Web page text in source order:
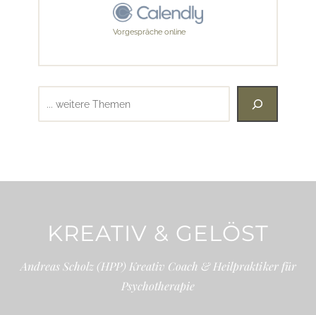
Vorgespräche online
KREATIV & GELÖST
Andreas Scholz (HPP) Kreativ Coach & Heilpraktiker für
Psychotherapie